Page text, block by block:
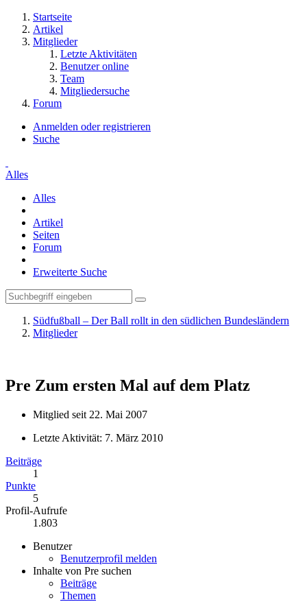
Startseite
Artikel
Mitglieder
Letzte Aktivitäten
Benutzer online
Team
Mitgliedersuche
Forum
Anmelden oder registrieren
Suche
Alles
Alles
Artikel
Seiten
Forum
Erweiterte Suche
Südfußball – Der Ball rollt in den südlichen Bundesländern
Mitglieder
Pre Zum ersten Mal auf dem Platz
Mitglied seit 22. Mai 2007
Letzte Aktivität: 7. März 2010
Beiträge
1
Punkte
5
Profil-Aufrufe
1.803
Benutzer
Benutzerprofil melden
Inhalte von Pre suchen
Beiträge
Themen